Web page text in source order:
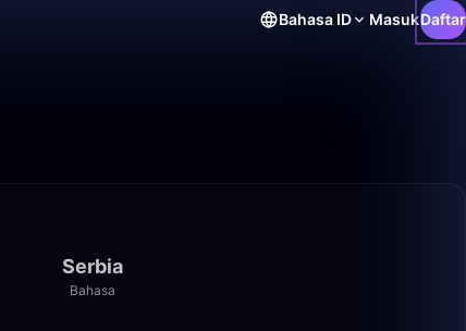
Bahasa ID MasukDaftar
Serbia
Bahasa